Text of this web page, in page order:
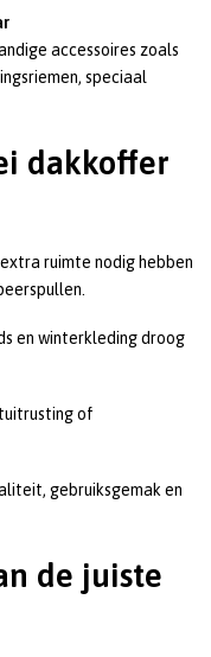
accessoires zoals
speciaal
dakkoffer
ruimte nodig hebben
en winterkleding droog
of
gebruiksgemak en
de juiste